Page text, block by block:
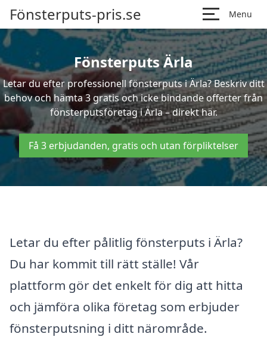
Fönsterputs-pris.se Menu
Fönsterputs Ärla
Letar du efter professionell fönsterputs i Ärla? Beskriv ditt
behov och hämta 3 gratis och icke bindande offerter från
fönsterputsföretag i Ärla – direkt här.
Få 3 erbjudanden, gratis och utan förpliktelser
Letar du efter pålitlig fönsterputs i Ärla?
Du har kommit till rätt ställe! Vår
plattform gör det enkelt för dig att hitta
och jämföra olika företag som erbjuder
fönsterputsning i ditt närområde.